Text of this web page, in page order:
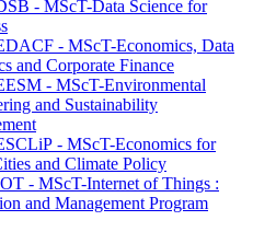
- MScT-Data Science for
- MScT-Economics, Data
and Corporate Finance
- MScT-Environmental
and Sustainability
- MScT-Economics for
and Climate Policy
- MScT-Internet of Things :
and Management Program